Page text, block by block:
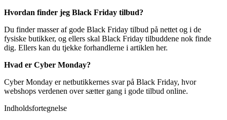
Hvordan finder jeg Black Friday tilbud?
Du finder masser af gode Black Friday tilbud på nettet og i de
fysiske butikker, og ellers skal Black Friday tilbuddene nok finde
dig. Ellers kan du tjekke forhandlerne i artiklen her.
Hvad er Cyber Monday?
Cyber Monday er netbutikkernes svar på Black Friday, hvor
webshops verdenen over sætter gang i gode tilbud online.
Indholdsfortegnelse